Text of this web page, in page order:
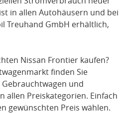
in allen Autohäusern und bei
Treuhand GmbH erhältlich,
Nissan Frontier kaufen?
finden Sie
Gebrauchtwagen und
allen Preiskategorien. Einfach
gewünschten Preis wählen.